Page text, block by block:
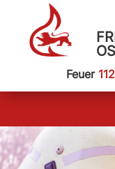
Feuer 112